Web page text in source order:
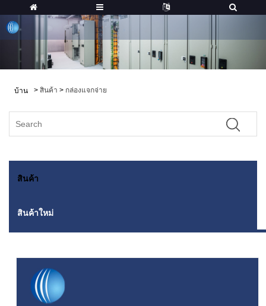
บ้าน > สินค้า > กล่องแจกจ่าย
สินค้า
สินค้าใหม่